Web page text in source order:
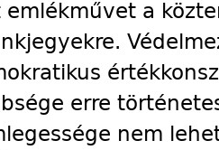
a
erre
nem